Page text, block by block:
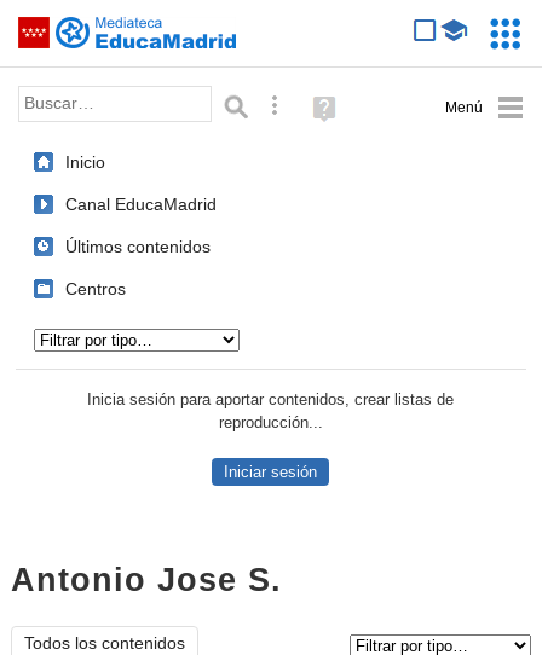
Saltar navegación
Palabra o frase: Búsqueda avanzada
Ayuda
(en
Inicio
Canal EducaMadrid
Últimos contenidos
Centros
Inicia sesión para aportar contenidos, crear listas de
reproducción...
Iniciar sesión
Antonio Jose S.
Todos los contenidos